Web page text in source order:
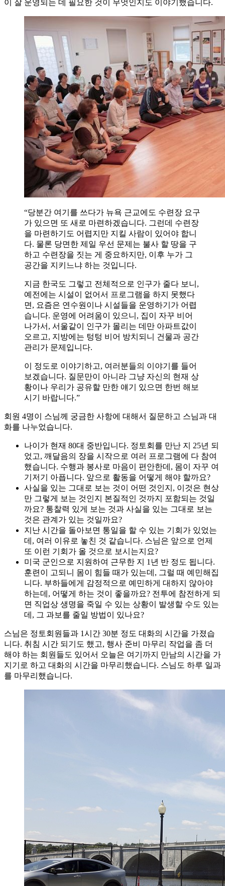
이 잘 운영되는 데 필요한 것이 무엇인지도 이야기했습니다.
“당분간 여기를 쓰다가 뉴욕 근교에도 수련장 요구
가 있으면 또 새로 마련하겠습니다. 그런데 수련장
을 마련하기도 어렵지만 지킬 사람이 있어야 합니
다. 물론 당면한 제일 우선 문제는 불사 할 땅을 구
하고 수련장을 짓는 게 중요하지만, 이후 누가 그
공간을 지키느냐 하는 것입니다.
지금 한국도 그렇고 전체적으로 인구가 줄다 보니,
예전에는 시설이 없어서 프로그램을 하지 못했다
면, 요즘은 연수원이나 시설들을 운영하기가 어렵
습니다. 운영에 어려움이 있으니, 집이 자꾸 비어
나가서, 서울같이 인구가 몰리는 데만 아파트값이
오르고, 지방에는 텅텅 비어 방치되니 건물과 공간
관리가 문제입니다.
이 정도로 이야기하고, 여러분들의 이야기를 들어
보겠습니다. 질문만이 아니라 그냥 자신의 현재 상
황이나 우리가 공유할 만한 얘기 있으면 한번 해보
시기 바랍니다.”
회원 4명이 스님께 궁금한 사항에 대해서 질문하고 스님과 대
화를 나누었습니다.
나이가 현재 80대 중반입니다. 정토회를 만난 지 25년 되
었고, 깨달음의 장을 시작으로 여러 프로그램에 다 참여
했습니다. 수행과 봉사로 마음이 편안한데, 몸이 자꾸 여
기저기 아픕니다. 앞으로 활동을 어떻게 해야 할까요?
사실을 있는 그대로 보는 것이 어떤 것인지, 이것은 현상
만 그렇게 보는 것인지 본질적인 것까지 포함되는 것일
까요? 통찰력 있게 보는 것과 사실을 있는 그대로 보는
것은 관계가 있는 것일까요?
지난 시간을 돌아보면 통일을 할 수 있는 기회가 있었는
데, 여러 이유로 놓친 것 같습니다. 스님은 앞으로 언제
또 이런 기회가 올 것으로 보시는지요?
미국 군인으로 지원하여 근무한 지 1년 반 정도 됩니다.
훈련이 고되니 몸이 힘들 때가 있는데, 그럴 때 예민해집
니다. 부하들에게 감정적으로 예민하게 대하지 않아야
하는데, 어떻게 하는 것이 좋을까요? 전투에 참전하게 되
면 직업상 생명을 죽일 수 있는 상황이 발생할 수도 있는
데, 그 과보를 줄일 방법이 있나요?
스님은 정토회원들과 1시간 30분 정도 대화의 시간을 가졌습
니다. 취침 시간 되기도 했고, 행사 준비 마무리 작업을 좀 더
해야 하는 회원들도 있어서 오늘은 여기까지 만남의 시간을 가
지기로 하고 대화의 시간을 마무리했습니다. 스님도 하루 일과
를 마무리했습니다.